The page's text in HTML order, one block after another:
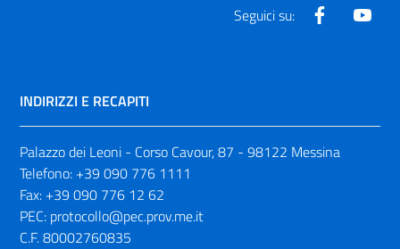
Seguici su: Facebook
INDIRIZZI E RECAPITI
Palazzo dei Leoni - Corso Cavour, 87 - 98122 Messina
Telefono: +39 090 776 1111
Fax: +39 090 776 12 62
PEC: protocollo@pec.prov.me.it
C.F. 80002760835